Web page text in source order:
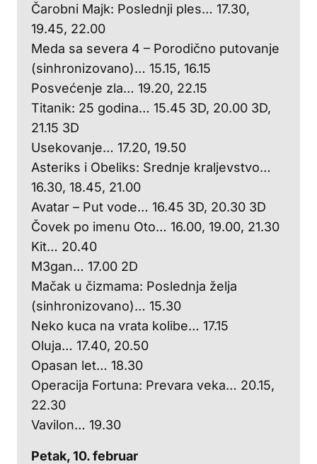
Čarobni Majk: Poslednji ples… 17.30,
19.45, 22.00
Meda sa severa 4 – Porodično putovanje
(sinhronizovano)… 15.15, 16.15
Posvećenje zla… 19.20, 22.15
Titanik: 25 godina… 15.45 3D, 20.00 3D,
21.15 3D
Usekovanje… 17.20, 19.50
Asteriks i Obeliks: Srednje kraljevstvo…
16.30, 18.45, 21.00
Avatar – Put vode… 16.45 3D, 20.30 3D
Čovek po imenu Oto… 16.00, 19.00, 21.30
Kit… 20.40
M3gan… 17.00 2D
Mačak u čizmama: Poslednja želja
(sinhronizovano)… 15.30
Neko kuca na vrata kolibe… 17.15
Oluja… 17.40, 20.50
Opasan let… 18.30
Operacija Fortuna: Prevara veka… 20.15,
22.30
Vavilon… 19.30
Petak, 10. februar